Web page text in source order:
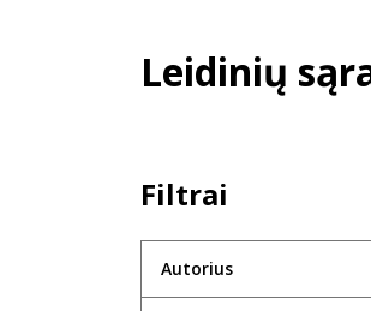
Leidinių
Filtrai
Autorius